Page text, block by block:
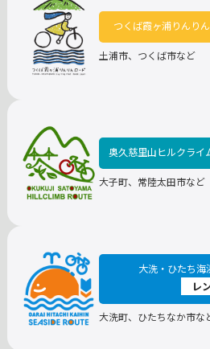
つくば霞ヶ浦りんり
土浦市、つくば市など
奥久慈里山ヒルクライ
大子町、常陸太田市など
大洗・ひたち海
レ
大洗町、ひたちなか市な